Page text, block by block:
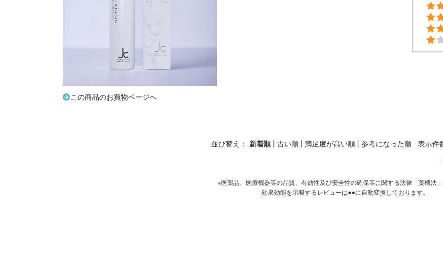
この商品のお買物ページへ
並び替え： 新着順 | 古い順 | 満足度が高い順 | 参考になった順 表示件
※医薬品、医療機器等の品質、有効性及び安全性の確保等に関する法律「薬機法
効果効能を示唆するレビューは●●に自動変換しております。